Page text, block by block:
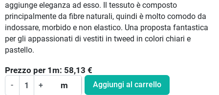
aggiunge eleganza ad esso. Il tessuto è composto
principalmente da fibre naturali, quindi è molto comodo da
indossare, morbido e non elastico. Una proposta fantastica
per gli appassionati di vestiti in tweed in colori chiari e
pastello.
Prezzo per 1 m: 58,13 €
- + m Aggiungi al carrello